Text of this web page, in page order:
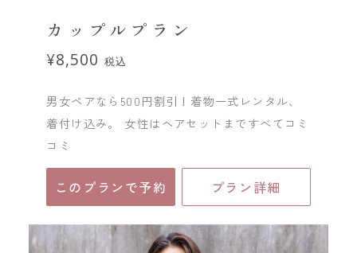
カップルプラン
¥8,500 税込
男女ペアなら500円割引！着物一式レンタル、
着付け込み。 女性はヘアセットまですべてコミ
コミ
このプランで予約 プラン詳細